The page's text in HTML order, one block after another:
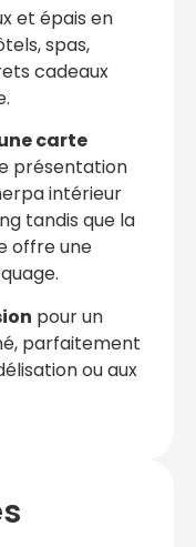
et épais en
spas,
cadeaux
carte
présentation
intérieur
tandis que la
offre une
pour un
parfaitement
ou aux